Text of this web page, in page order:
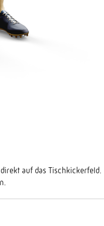
auf das Tischkickerfeld.